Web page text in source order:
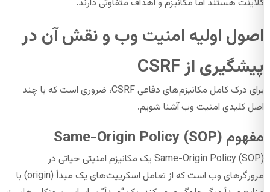
کلاینت هستند اما مکانیزم و اهداف متفاوتی دارند.
اصول اولیه امنیت وب و نقش آن در
پیشگیری از CSRF
برای درک کامل مکانیزم‌های دفاعی CSRF، ضروری است که با چند
اصل کلیدی امنیت وب آشنا شویم.
مفهوم Same-Origin Policy (SOP)
Same-Origin Policy (SOP) یک مکانیزم امنیتی حیاتی در
مرورگرهای وب است که از تعامل اسکریپت‌های یک مبدأ (origin) با